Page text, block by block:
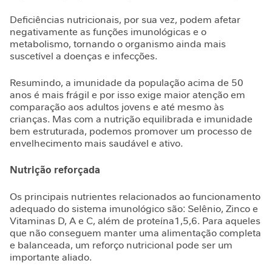
e
F
e
m
n
i
n
a
C
i
a
d
o
M
e
t
Deficiências nutricionais, por sua vez, podem afetar
negativamente as funções imunológicas e o
metabolismo, tornando o organismo ainda mais
suscetível a doenças e infecções.
Resumindo, a imunidade da população acima de 50
anos é mais frágil e por isso exige maior atenção em
comparação aos adultos jovens e até mesmo às
crianças. Mas com a nutrição equilibrada e imunidade
bem estruturada, podemos promover um processo de
envelhecimento mais saudável e ativo.
Nutrição reforçada
Os principais nutrientes relacionados ao funcionamento
adequado do sistema imunológico são: Selênio, Zinco e
Vitaminas D, A e C, além de proteína1,5,6. Para aqueles
que não conseguem manter uma alimentação completa
e balanceada, um reforço nutricional pode ser um
importante aliado.